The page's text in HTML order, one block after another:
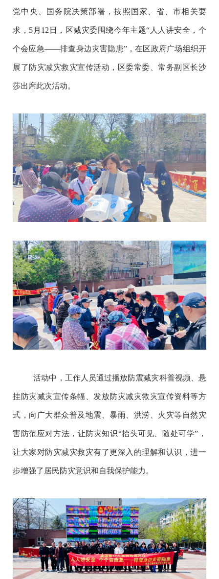
党中央、国务院决策部署，按照国家、省、市相关要
求，5月12日，区减灾委围绕今年主题“人人讲安全，个
个会应急——排查身边灾害隐患”，在区政府广场组织开
展了防灾减灾救灾宣传活动，区委常委、常务副区长沙
莎出席此次活动。
活动中，工作人员通过播放防震减灾科普视频、悬
挂防灾减灾宣传条幅、发放防灾减灾救灾宣传资料等方
式，向广大群众普及地震、暴雨、洪涝、火灾等自然灾
害防范应对方法，让防灾知识“抬头可见、随处可学”，
让大家对防灾减灾救灾有了更深入的理解和认识，进一
步增强了居民防灾意识和自我保护能力。